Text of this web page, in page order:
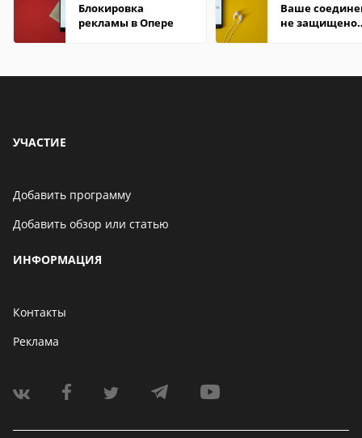
Блокировка
рекламы в Опере
Ваше
не защищено
УЧАСТИЕ
Добавить программу
Добавить обзор или статью
ИНФОРМАЦИЯ
Контакты
Реклама